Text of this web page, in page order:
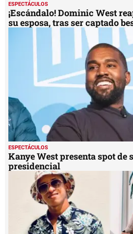
ESPECTÁCULOS
¡Escándalo! Dominic West
su esposa, tras ser captado
ESPECTÁCULOS
Kanye West presenta spot de
presidencial